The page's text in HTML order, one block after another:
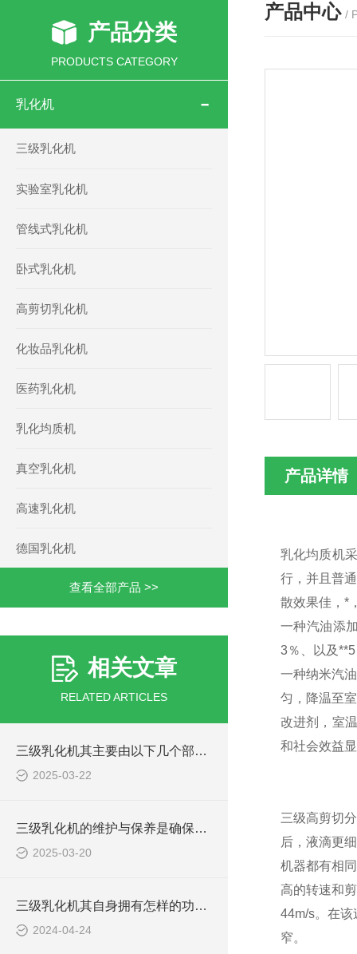
产品分类
PRODUCTS CATEGORY
乳化机
三级乳化机
实验室乳化机
管线式乳化机
卧式乳化机
高剪切乳化机
化妆品乳化机
医药乳化机
乳化均质机
真空乳化机
高速乳化机
德国乳化机
查看全部产品 >>
相关文章
RELATED ARTICLES
三级乳化机其主要由以下几个部分组成
2025-03-22
三级乳化机的维护与保养是确保其长期稳定运行的关键
2025-03-20
三级乳化机其自身拥有怎样的功能呢？
2024-04-24
产品中心 /
产品详情
乳化均质机
行，并且普
散效果佳，*
一种汽油添
3％、以及
一种纳米汽
匀，降温至
改进剂，室
和社会效益
三级高剪切
后，液滴更
机器都有相
高的转速和
44m/s。在
窄。